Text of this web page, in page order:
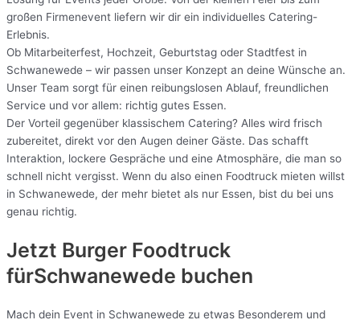
großen Firmenevent liefern wir dir ein individuelles Catering-
Erlebnis.
Ob Mitarbeiterfest, Hochzeit, Geburtstag oder Stadtfest in
Schwanewede – wir passen unser Konzept an deine Wünsche an.
Unser Team sorgt für einen reibungslosen Ablauf, freundlichen
Service und vor allem: richtig gutes Essen.
Der Vorteil gegenüber klassischem Catering? Alles wird frisch
zubereitet, direkt vor den Augen deiner Gäste. Das schafft
Interaktion, lockere Gespräche und eine Atmosphäre, die man so
schnell nicht vergisst. Wenn du also einen Foodtruck mieten willst
in Schwanewede, der mehr bietet als nur Essen, bist du bei uns
genau richtig.
Jetzt Burger Foodtruck
fürSchwanewede buchen
Mach dein Event in Schwanewede zu etwas Besonderem und